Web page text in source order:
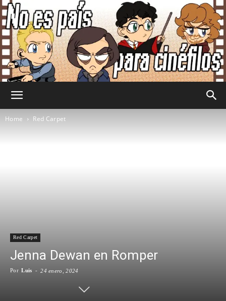
Home Red Carpet
Red Carpet
Jenna Dewan en Romper
Por Luis - 24 enero, 2024